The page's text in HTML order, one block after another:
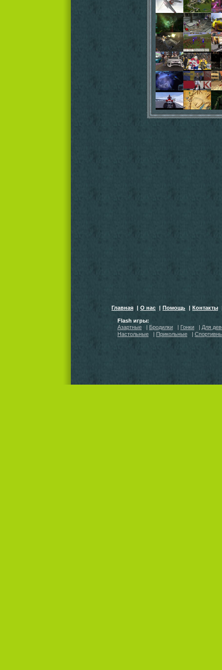
Главная | О нас | Помощь | Контакты
Flash игры:
Азартные
| Бродилки | Гонки | Для
Настольные
| Прикольные |